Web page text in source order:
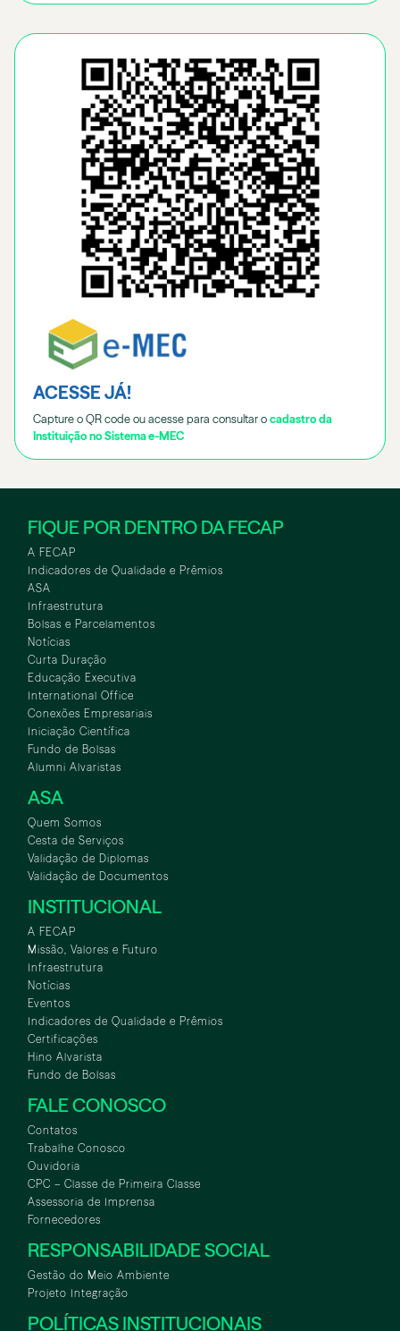
ACESSE JÁ!
Capture o QR code ou acesse para consultar o cadastro da
Instituição no Sistema e-MEC
FIQUE POR DENTRO DA FECAP
A FECAP
Indicadores de Qualidade e Prêmios
ASA
Infraestrutura
Bolsas e Parcelamentos
Notícias
Curta Duração
Educação Executiva
International Office
Conexões Empresariais
Iniciação Científica
Fundo de Bolsas
Alumni Alvaristas
ASA
Quem Somos
Cesta de Serviços
Validação de Diplomas
Validação de Documentos
INSTITUCIONAL
A FECAP
Missão, Valores e Futuro
Infraestrutura
Notícias
Eventos
Indicadores de Qualidade e Prêmios
Certificações
Hino Alvarista
Fundo de Bolsas
FALE CONOSCO
Contatos
Trabalhe Conosco
Ouvidoria
CPC – Classe de Primeira Classe
Assessoria de Imprensa
Fornecedores
RESPONSABILIDADE SOCIAL
Gestão do Meio Ambiente
Projeto Integração
POLÍTICAS INSTITUCIONAIS